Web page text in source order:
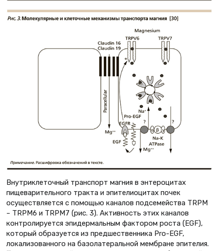
Внутриклеточный транспорт магния в энтероцитах
пищеварительного тракта и эпителиоцитах почек
осуществляется с помощью каналов подсемейства TRPM
– TRPM6 и TRPM7 (рис. 3). Активность этих каналов
контролируется эпидермальным фактором роста (EGF),
который образуется из предшественника Pro-EGF,
локализованного на базолатеральной мембране эпителия.